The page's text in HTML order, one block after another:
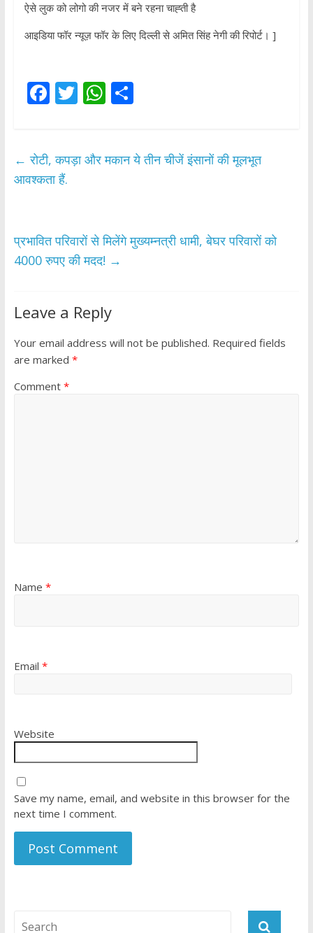
ऐसे लुक को लोगो की नजर में बने रहना चाह्ती है
आइडिया फॉर न्यूज़ फॉर के लिए दिल्ली से अमित सिंह नेगी की रिपोर्ट। ]
F
b
o
T
er
W
s
p
S
e
← रोटी, कपड़ा और मकान ये तीन चीजें इंसानों की मूलभूत
आवश्कता हैं.
प्रभावित परिवारों से मिलेंगे मुख्यम्नत्री धामी, बेघर परिवारों को
4000 रुपए की मदद! →
Leave a Reply
Your email address will not be published. Required fields
are marked *
Comment *
Name *
Email *
Website
Save my name, email, and website in this browser for the
next time I comment.